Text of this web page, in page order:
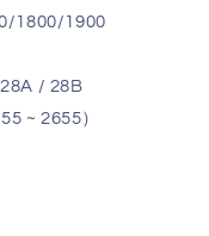
1800/1900
/ 28B
~ 2655）